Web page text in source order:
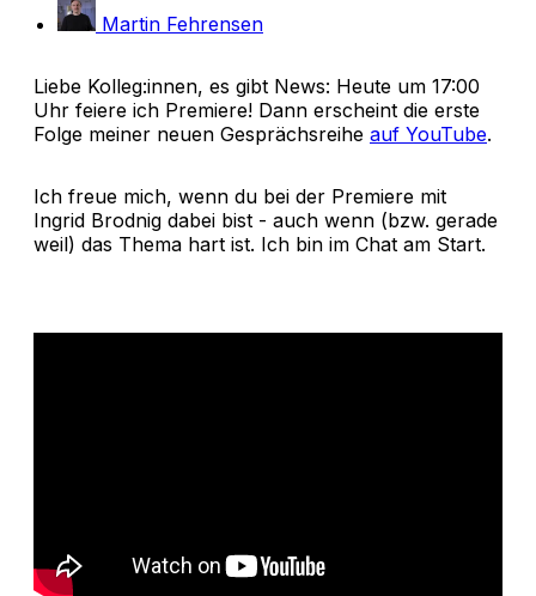
Martin Fehrensen
Liebe Kolleg:innen, es gibt News: Heute um 17:00
Uhr feiere ich Premiere! Dann erscheint die erste
Folge meiner neuen Gesprächsreihe auf YouTube.
Ich freue mich, wenn du bei der Premiere mit
Ingrid Brodnig dabei bist - auch wenn (bzw. gerade
weil) das Thema hart ist. Ich bin im Chat am Start.